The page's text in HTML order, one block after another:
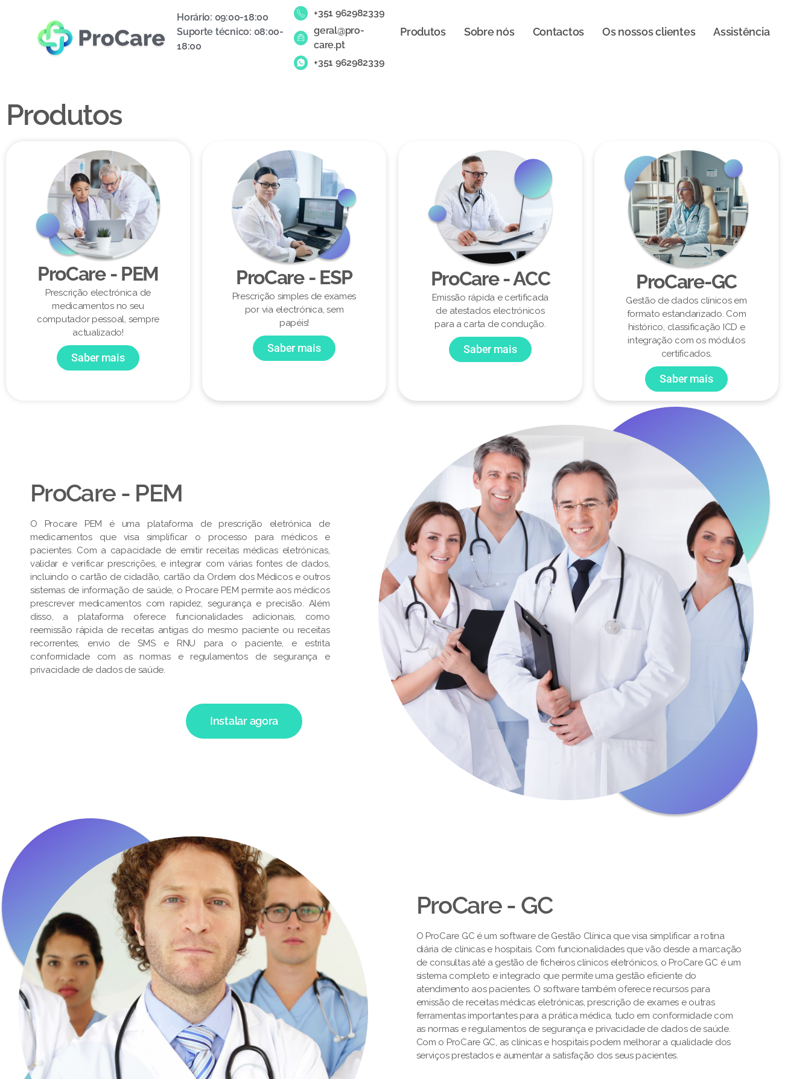
Horário: 09:00-18:00
Suporte técnico: 08:00-
18:00
+351 962982339
geral@pro-
care.pt
+351 962982339
Produtos Sobre nós Contactos Os nossos clientes Assistência
Produtos
ProCare - PEM
Prescrição electrónica de
medicamentos no seu
computador pessoal, sempre
actualizado!
Saber mais
ProCare - ESP
Prescrição simples de exames
por via electrónica, sem
papéis!
Saber mais
ProCare - ACC
Emissão rápida e certificada
de atestados electrónicos
para a carta de condução.
Saber mais
ProCare-GC
Gestão de dados clínicos em
formato estandarizado. Com
histórico, classificação ICD e
integração com os módulos
certificados.
Saber mais
ProCare - PEM​
O Procare PEM é uma plataforma de prescrição eletrónica de
medicamentos que visa simplificar o processo para médicos e
pacientes. Com a capacidade de emitir receitas médicas eletrónicas,
validar e verificar prescrições, e integrar com várias fontes de dados,
incluindo o cartão de cidadão, cartão da Ordem dos Médicos e outros
sistemas de informação de saúde, o Procare PEM permite aos médicos
prescrever medicamentos com rapidez, segurança e precisão. Além
disso, a plataforma oferece funcionalidades adicionais, como
reemissão rápida de receitas antigas do mesmo paciente ou receitas
recorrentes, envio de SMS e RNU para o paciente, e estrita
conformidade com as normas e regulamentos de segurança e
privacidade de dados de saúde.
Instalar agora
ProCare - GC
O ProCare GC é um software de Gestão Clínica que visa simplificar a rotina
diária de clínicas e hospitais. Com funcionalidades que vão desde a marcação
de consultas até a gestão de ficheiros clínicos eletrónicos, o ProCare GC é um
sistema completo e integrado que permite uma gestão eficiente do
atendimento aos pacientes. O software também oferece recursos para
emissão de receitas médicas eletrónicas, prescrição de exames e outras
ferramentas importantes para a prática médica, tudo em conformidade com
as normas e regulamentos de segurança e privacidade de dados de saúde.
Com o ProCare GC, as clínicas e hospitais podem melhorar a qualidade dos
serviços prestados e aumentar a satisfação dos seus pacientes.